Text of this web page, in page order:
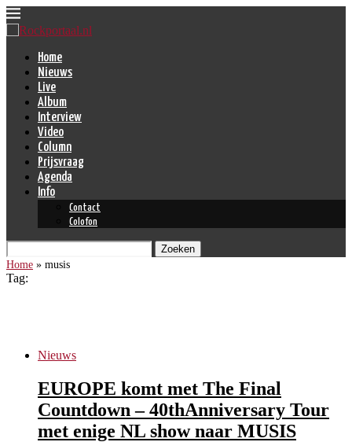
Home
Nieuws
Live
Album
Interview
Video
Column
Prijsvraag
Agenda
Info
Contact
Colofon
Zoeken
Home » musis
Tag:
Nieuws
EUROPE komt met The Final
Countdown – 40thAnniversary Tour
met enige NL show naar MUSIS